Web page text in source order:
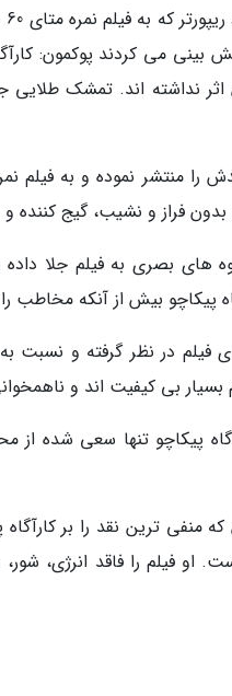
می کردند پوکمون:
نداشته اند. تمشک
فراز و نشیب، گیج کننده و
های بصری به فیلم جلا
پیکاچو بیش از آنکه
منتقد ورایتی نمره 40 را برای
بسیار بی کیفیت اند و
پیکاچو تنها سعی شده از
او فیلم را فاقد انرژی،